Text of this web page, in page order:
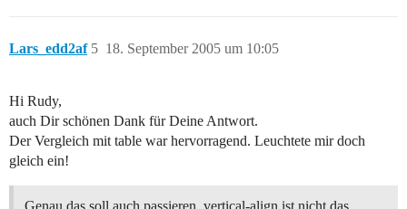
Lars_edd2af 18. September 2005 um 10:05
5
Hi Rudy,
auch Dir schönen Dank für Deine Antwort.
Der Vergleich mit table war hervorragend. Leuchtete mir doch
gleich ein!
Genau das soll auch passieren. vertical-align ist nicht das